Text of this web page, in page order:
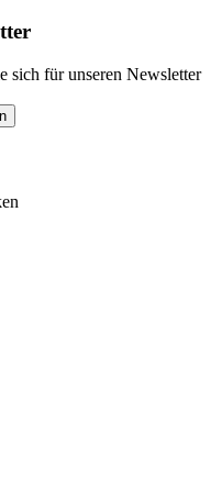
sich für unseren Newsletter